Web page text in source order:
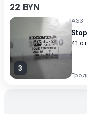
22 BYN
3
AS3
41